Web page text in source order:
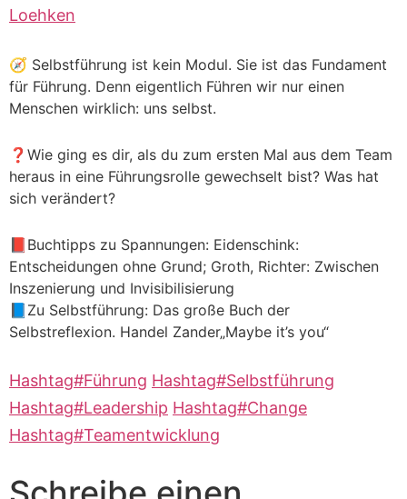
Loehken
🧭 Selbstführung ist kein Modul. Sie ist das Fundament
für Führung. Denn eigentlich Führen wir nur einen
Menschen wirklich: uns selbst.
❓Wie ging es dir, als du zum ersten Mal aus dem Team
heraus in eine Führungsrolle gewechselt bist? Was hat
sich verändert?
📕Buchtipps zu Spannungen: Eidenschink:
Entscheidungen ohne Grund; Groth, Richter: Zwischen
Inszenierung und Invisibilisierung
📘Zu Selbstführung: Das große Buch der
Selbstreflexion. Handel Zander„Maybe it’s you“
Hashtag#Führung Hashtag#Selbstführung
Hashtag#Leadership Hashtag#Change
Hashtag#Teamentwicklung